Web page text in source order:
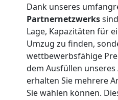
Dank unseres
Partnernetzwerks
Lage, Kapazitäten für
Umzug zu finden,
wettbewerbsfähige
dem Ausfüllen
erhalten Sie mehrere
Sie wählen können.
Wolfsberg
Mini
Umzug